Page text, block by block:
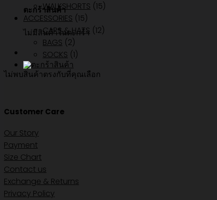
ตะกร้าสินค้า
ไม่มีสินค้าในตะกร้า
WALKSHORTS (15)
ACCESSORIES (15)
CAPS & HATS (12)
BAGS (2)
SOCKS (1)
ไม่พบสินค้าตรงกับที่คุณเลือก
Customer Care
Our Story
Payment
Size Chart
Contact us
Exchange & Returns
Privacy Policy